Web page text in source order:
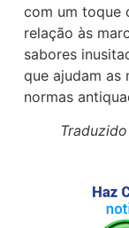
com um toque
relação às
sabores
que ajudam as
normas